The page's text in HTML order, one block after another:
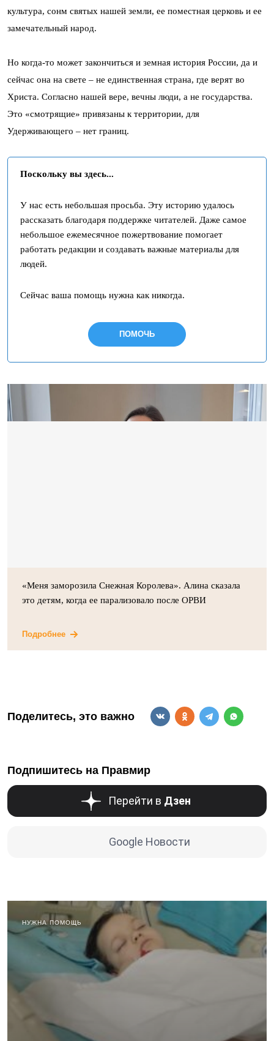
культура, сонм святых нашей земли, ее поместная церковь и ее
замечательный народ.
Но когда-то может закончиться и земная история России, да и
сейчас она на свете – не единственная страна, где верят во
Христа. Согласно нашей вере, вечны люди, а не государства.
Это «смотрящие» привязаны к территории, для
Удерживающего – нет границ.
Поскольку вы здесь...
У нас есть небольшая просьба. Эту историю удалось
рассказать благодаря поддержке читателей. Даже самое
небольшое ежемесячное пожертвование помогает
работать редакции и создавать важные материалы для
людей.
Сейчас ваша помощь нужна как никогда.
ПОМОЧЬ
«Меня заморозила Снежная Королева». Алина сказала
это детям, когда ее парализовало после ОРВИ
Подробнее
Поделитесь, это важно
Подпишитесь на Правмир
Перейти в Дзен
Google Новости
НУЖНА ПОМОЩЬ